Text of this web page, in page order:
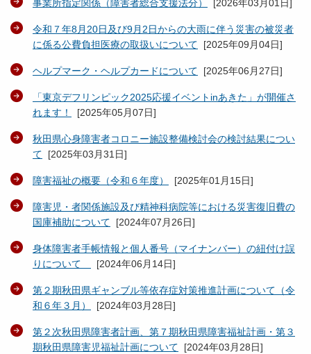
事業所指定関係（障害者総合支援法分） [2026年03月01日]
令和７年8月20日及び9月2日からの大雨に伴う災害の被災者
に係る公費負担医療の取扱いについて [2025年09月04日]
ヘルプマーク・ヘルプカードについて [2025年06月27日]
「東京デフリンピック2025応援イベントinあきた」が開催さ
れます！
[2025年05月07日]
秋田県心身障害者コロニー施設整備検討会の検討結果につい
て [2025年03月31日]
障害福祉の概要（令和６年度） [2025年01月15日]
障害児・者関係施設及び精神科病院等における災害復旧費の
国庫補助について [2024年07月26日]
身体障害者手帳情報と個人番号（マイナンバー）の紐付け誤
りについて
[2024年06月14日]
第２期秋田県ギャンブル等依存症対策推進計画について（令
和６年３月）
[2024年03月28日]
第２次秋田県障害者計画、第７期秋田県障害福祉計画・第３
期秋田県障害児福祉計画について [2024年03月28日]